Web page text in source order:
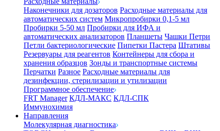
Наконечники для дозаторов Расходные материалы для
автоматических систем Микропробирки 0,1-5 мл
Пробирки 5-50 мл Пробирки для ИФА и
автоматических анализаторов Планшеты Чашки Петри
Петли бактериологические Пипетки Пастера Штативы
Резервуары для реагентов Контейнеры для сбора и
хранения образцов Зонды и транспортные системы
Перчатки Разное Расходные материалы для
дезинфекции, стерилизации и утилизации
Программное обеспечение
FRT Manager КДЛ-МАКС КДЛ-СПК
Иммунохимия
Направления
Молекулярная диагностика